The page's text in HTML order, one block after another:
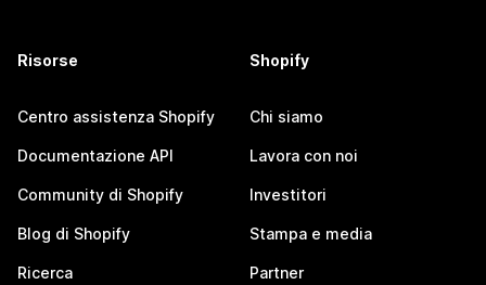
Risorse
Centro assistenza Shopify
Documentazione API
Community di Shopify
Blog di Shopify
Ricerca
Shopify
Chi siamo
Lavora con noi
Investitori
Stampa e media
Partner